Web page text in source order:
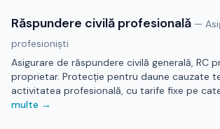
Răspundere civilă profesională —
profesioniști
Asigurare de răspundere civilă generală, RC
proprietar. Protecție pentru daune cauzate
activitatea profesională, cu tarife fixe pe
multe →